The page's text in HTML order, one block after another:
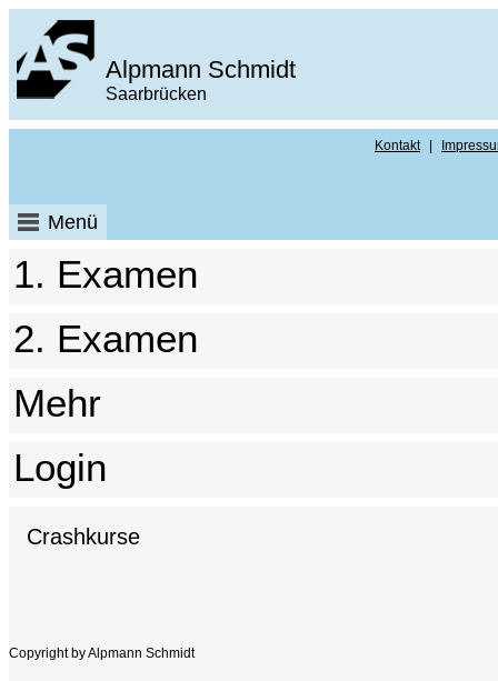
Alpmann Schmidt
Saarbrücken
Kontakt
Menü
1. Examen
2. Examen
Mehr
Login
Crashkurse
Copyright by Alpmann Schmidt